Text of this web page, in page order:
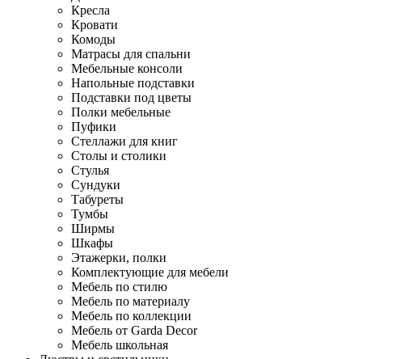
Кресла
Кровати
Комоды
Матрасы для спальни
Мебельные консоли
Напольные подставки
Подставки под цветы
Полки мебельные
Пуфики
Стеллажи для книг
Столы и столики
Стулья
Сундуки
Табуреты
Тумбы
Ширмы
Шкафы
Этажерки, полки
Комплектующие для мебели
Мебель по стилю
Мебель по материалу
Мебель по коллекции
Мебель от Garda Decor
Мебель школьная